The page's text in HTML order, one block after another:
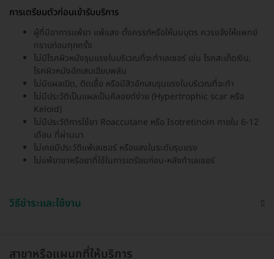
การเตรียมตัวก่อนเข้ารับบริการ
ผู้ที่มีอาการแพ้ยา แพ้แสง ตั้งครรภ์หรือให้นมบุตร ควรแจ้งให้แพทย์
ทราบก่อนทุกครั้ง
ไม่มีโรคผิวหนังรุนแรงในบริเวณที่จะทำเลเซอร์ เช่น โรคสะเก็ดเงิน,
โรคผิวหนังอักเสบเฉียบพลัน
ไม่มีแผลเปิด, ติดเชื้อ หรือมีสิวอักเสบรุนแรงในบริเวณที่จะทำ
ไม่มีประวัติเป็นแผลเป็นคีลอยด์ง่าย (Hypertrophic scar หรือ
Keloid)
ไม่มีประวัติการใช้ยา Roaccutane หรือ Isotretinoin ภายใน 6-12
เดือน ที่ผ่านมา
ไม่เคยมีประวัติแพ้เลเซอร์ หรือแสงในระดับรุนแรง
ไม่แพ้ยาชาหรือยาที่ใช้ในการเตรียมก่อน-หลังทำเลเซอร์
วิธีชำระและใช้งาน
สาขาหรือแผนกที่ให้บริการ